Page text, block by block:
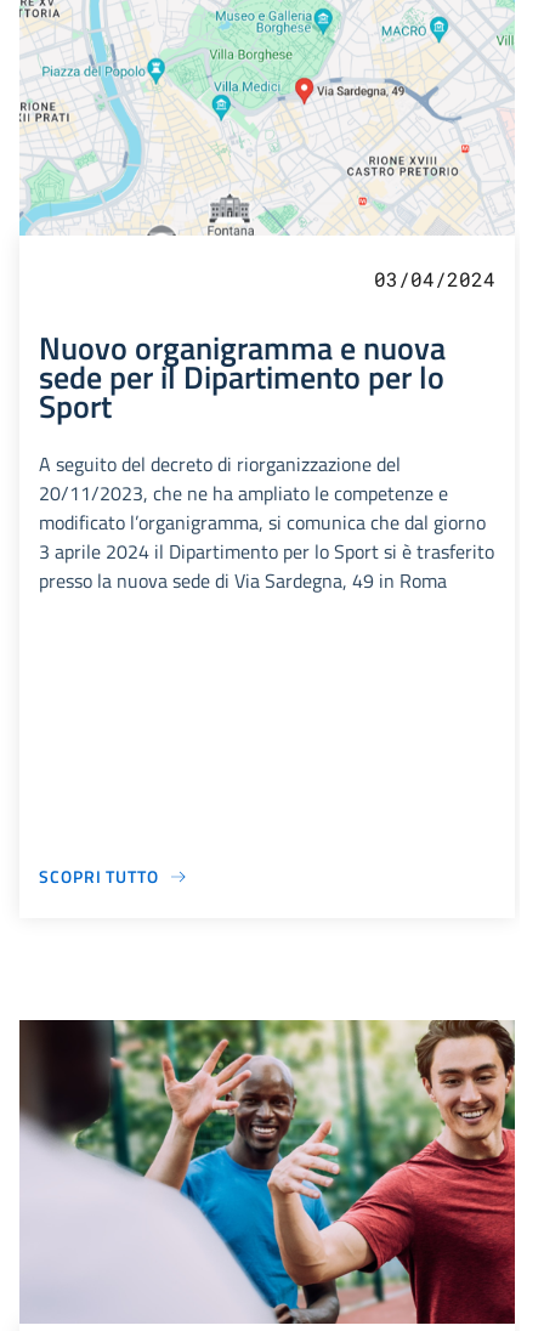
03/04/2024
Nuovo organigramma e nuova
sede per il Dipartimento per lo
Sport
A seguito del decreto di riorganizzazione del
20/11/2023, che ne ha ampliato le competenze e
modificato l’organigramma, si comunica che dal giorno
3 aprile 2024 il Dipartimento per lo Sport si è trasferito
presso la nuova sede di Via Sardegna, 49 in Roma
SCOPRI TUTTO